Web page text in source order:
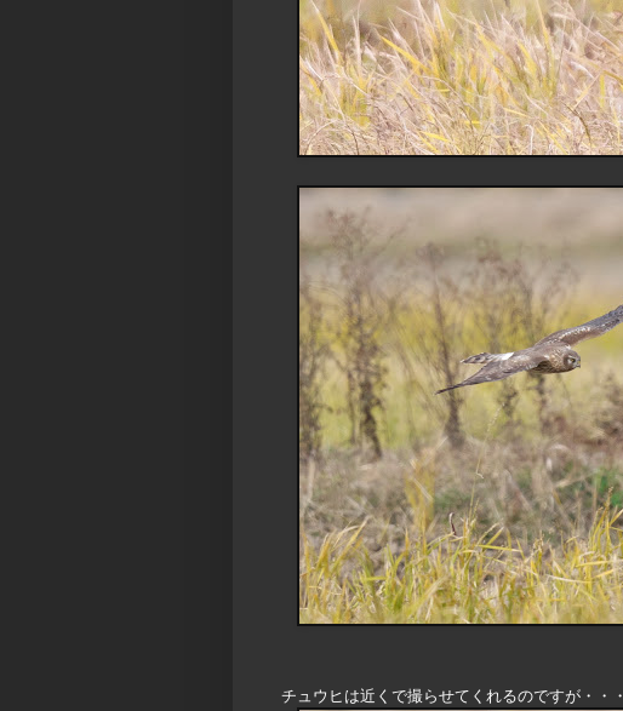
チュウヒは近くで撮らせてくれるのですが・・・